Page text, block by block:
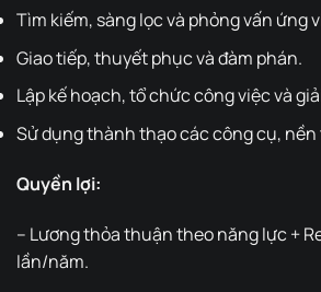
Tìm kiếm, sàng lọc và phỏng vấn ứng
Giao tiếp, thuyết phục và đàm phán.
Lập kế hoạch, tổ chức công việc và
Sử dụng thành thạo các công cụ,
Quyền lợi:
– Lương thỏa thuận theo năng lực +
lần/năm.